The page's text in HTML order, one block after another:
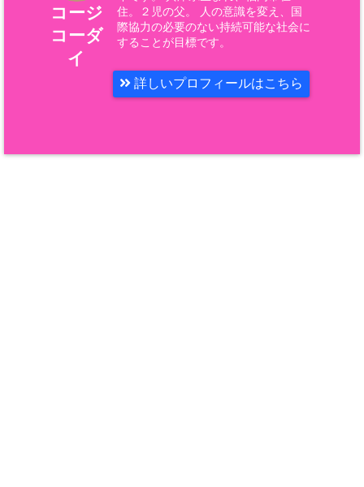
コージ
コーダ
イ
住。２児の父。 人の意識を変え、国
際協力の必要のない持続可能な社会に
することが目標です。
詳しいプロフィールはこちら